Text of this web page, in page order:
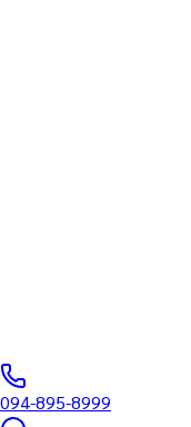
094-895-8999